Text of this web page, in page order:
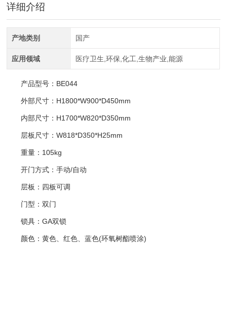
详细介绍
产地类别 国产
应用领域 医疗卫生,环保,化工,生物产业,能源
产品型号：BE044
外部尺寸：H1800*W900*D450mm
内部尺寸：H1700*W820*D350mm
层板尺寸：W818*D350*H25mm
重量：105kg
开门方式：手动/自动
层板：四板可调
门型：双门
锁具：GA双锁
颜色：黄色、红色、蓝色(环氧树酯喷涂)